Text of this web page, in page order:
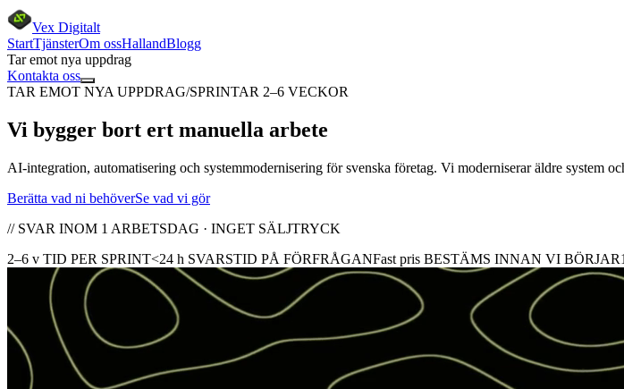
Vex Digitalt
StartTjänsterOm ossHallandBlogg
Tar emot nya uppdrag
Kontakta oss
TAR EMOT NYA UPPDRAG/SPRINTAR 2–6 VECKOR
Vi bygger bort ert manuella arbete
AI-integration, automatisering och systemmodernisering för svenska företag. Vi moderniserar äldre system
Berätta vad ni behöverSe vad vi gör
// SVAR INOM 1 ARBETSDAG · INGET SÄLJTRYCK
2–6 v TID PER SPRINT<24 h SVARSTID PÅ FÖRFRÅGANFast pris BESTÄMS INNAN VI BÖRJAR